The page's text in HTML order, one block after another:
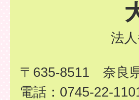
法
〒635-8511 奈良
電話：0745-22-